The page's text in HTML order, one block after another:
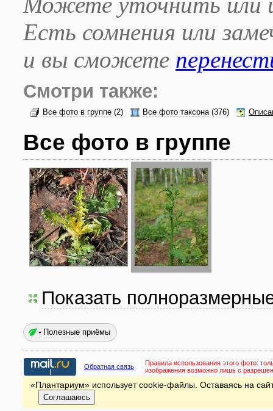
Есть сомнения или
и вы сможете
Смотри также:
Все фото в группе (2) Все фото таксона(376)
Все фото в группе
Показать
Полезные приёмы
Обратная связь Правила использования этого фото:
изображения возможно лишь с
«Плантариум» использует cookie-файлы. Оставаясь на
Соглашаюсь